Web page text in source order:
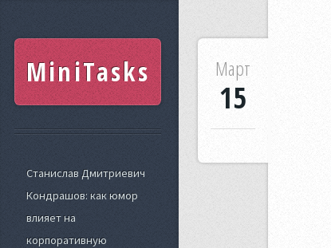
MiniTasks
Станислав Дмитриевич
Кондрашов: как юмор
влияет на
корпоративную
Март
15